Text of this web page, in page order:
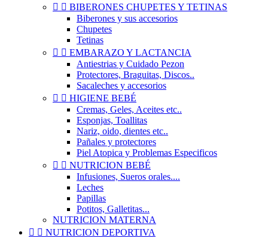
  BIBERONES CHUPETES Y TETINAS
Biberones y sus accesorios
Chupetes
Tetinas
  EMBARAZO Y LACTANCIA
Antiestrias y Cuidado Pezon
Protectores, Braguitas, Discos..
Sacaleches y accesorios
  HIGIENE BEBÉ
Cremas, Geles, Aceites etc..
Esponjas, Toallitas
Nariz, oido, dientes etc..
Pañales y protectores
Piel Atopica y Problemas Especificos
  NUTRICION BEBÉ
Infusiones, Sueros orales....
Leches
Papillas
Potitos, Galletitas...
NUTRICION MATERNA
  NUTRICION DEPORTIVA